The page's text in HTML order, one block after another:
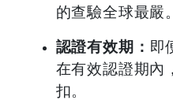
的查驗全球最嚴。
認證有效期： 即
在有效認證期內
扣。